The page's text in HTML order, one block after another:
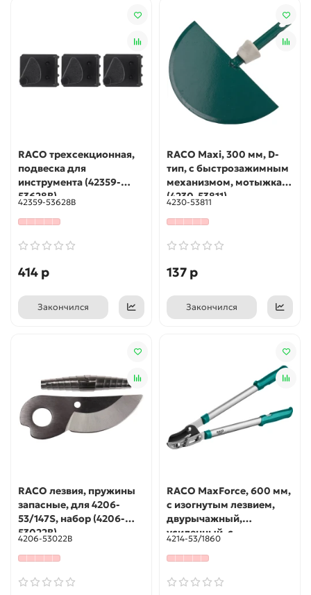
RACO трехсекционная,
подвеска для
инструмента (42359-
53628B)
42359-53628B
414 р
Закончился
RACO Maxi, 300 мм, D-
тип, с быстрозажимным
механизмом, мотыжка
(4230-53811)
4230-53811
137 р
Закончился
RACO лезвия, пружины
запасные, для 4206-
53/147S, набор (4206-
53022B)
4206-53022B
RACO MaxForce, 600 мм,
с изогнутым лезвием,
двурычажный,
усиленный, с
алюминиевыми
рукоятками, средний
контактный сучкорез
(4214-53/1860)
4214-53/1860